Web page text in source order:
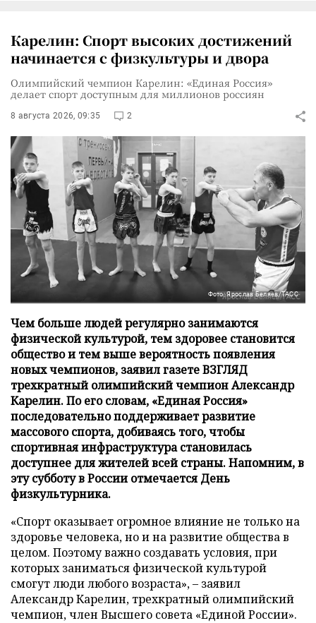
Карелин: Спорт высоких достижений
начинается с физкультуры и двора
Олимпийский чемпион Карелин: «Единая Россия»
делает спорт доступным для миллионов россиян
8 августа 2026, 09:35 2
Фото: Ярослав Беляев/ТАСС
Чем больше людей регулярно занимаются
физической культурой, тем здоровее становится
общество и тем выше вероятность появления
новых чемпионов, заявил газете ВЗГЛЯД
трехкратный олимпийский чемпион Александр
Карелин. По его словам, «Единая Россия»
последовательно поддерживает развитие
массового спорта, добиваясь того, чтобы
спортивная инфраструктура становилась
доступнее для жителей всей страны. Напомним, в
эту субботу в России отмечается День
физкультурника.
«Спорт оказывает огромное влияние не только на
здоровье человека, но и на развитие общества в
целом. Поэтому важно создавать условия, при
которых заниматься физической культурой
смогут люди любого возраста», – заявил
Александр Карелин, трехкратный олимпийский
чемпион, член Высшего совета «Единой России».